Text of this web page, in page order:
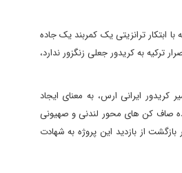
چین و مقابله با ابتکار ترانزیتی یک کمربند یک جاده
ترکیه به کریدور جعلی زنگزور ندارد،
ایرانی ارس، به معنای ایجاد
صاف کن های محور لندنی و صهیونی
از بازدید این پروژه به شهادت